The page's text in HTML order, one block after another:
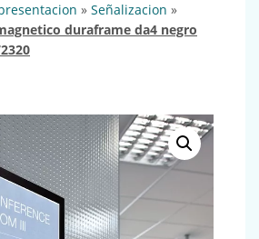
» señalizacion »